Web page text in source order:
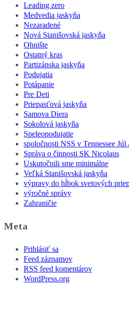
Leading zero
Medvedia jaskyňa
Nezaradené
Nová Stanišovská jaskyňa
Ohnište
Ostatný kras
Partizánska jaskyňa
Podujatia
Potápanie
Pre Deti
Priepasťová jaskyňa
Samova Diera
Sokolová jaskyňa
Speleopodujatie
spoločnosti NSS v Tennessee Júl
Správa o činnosti SK Nicolaus
Uskutočnili sme minimálne
Veľká Stanišovská jaskyňa
výpravy do hĺbok svetových
výročné správy
Zahraničie
Meta
Prihlásiť sa
Feed záznamov
RSS feed komentárov
WordPress.org